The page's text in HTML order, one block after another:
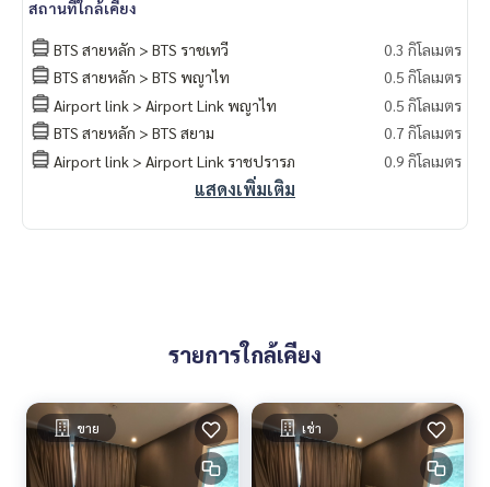
• 7-11 : 100 ม.
• พันธุ์ทิพย์พลาซ่า : 350 ม.
• Siam Paragon : 600 ม.
• แพลตตินั่ม : 600 ม.
• ประตูน้ำเซ็นเตอร์ : 600 ม.
• Siam Center : 650 กม.
• Siam Discovery : 700 ม.
• The Palladium : 800 ม.
• Central ชิดลม : 1.7 กม.
• อัมรินทร์พลาซ่า : 2 กม.
• Center One : 2.6 กม.
• Century : 3 กม.
• จุฬาลงกรณ์มหาวิทยาลัย : 3 กม.
สถานที่ใกล้เคียง
BTS สายหลัก > BTS ราชเทวี
0.3 กิโลเมตร
BTS สายหลัก > BTS พญาไท
0.5 กิโลเมตร
Airport link > Airport Link พญาไท
0.5 กิโลเมตร
BTS สายหลัก > BTS สยาม
0.7 กิโลเมตร
Airport link > Airport Link ราชปรารภ
0.9 กิโลเมตร
แสดงเพิ่มเติม
รายการใกล้เคียง
ขาย เช่า